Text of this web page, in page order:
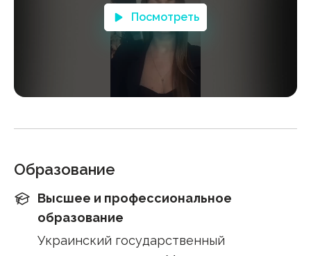
Посмотреть
Образование
Высшее и профессиональное
образование
Украинский государственный